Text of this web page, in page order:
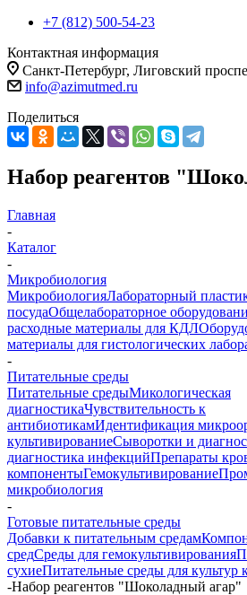
+7 (812) 500-54-23
Контактная информация
Санкт-Петербург, Лиговский
info@azimutmed.ru
Поделиться
Набор реагентов
Главная
-
Каталог
-
Микробиология
МикробиологияЛабораторный
посудаОбщелабораторное
расходные материалы для КДЛ
материалы для гистологических
-
Питательные среды
Питательные средыМикологическая
диагностикаЧувствительность к
антибиотикамИдентификация
культивированиеСыворотки и
диагностика инфекцийПрепараты
компонентыГемокультивирование
микробиология
-
Готовые питательные среды
Добавки к питательным средам
средСреды для гемокультивирования
сухиеПитательные среды для культур
-Набор реагентов "Шоколадный агар"